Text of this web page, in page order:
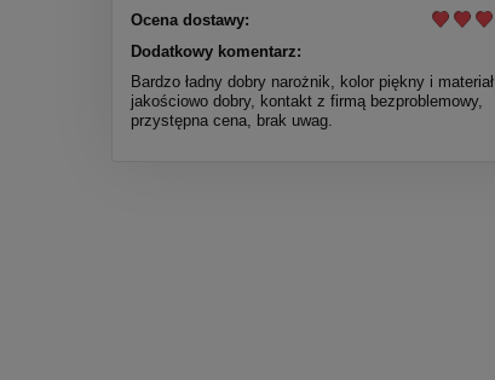
Ocena dostawy:
Dodatkowy komentarz:
Bardzo ładny dobry narożnik, kolor piękny i materiał
jakościowo dobry, kontakt z firmą bezproblemowy,
przystępna cena, brak uwag.